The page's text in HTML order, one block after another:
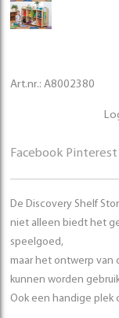
Art.nr.: A8002380
Facebook Pinterest
De Discovery Shelf
niet alleen biedt het
speelgoed,
maar het ontwerp van
kunnen worden
Ook een handige plek